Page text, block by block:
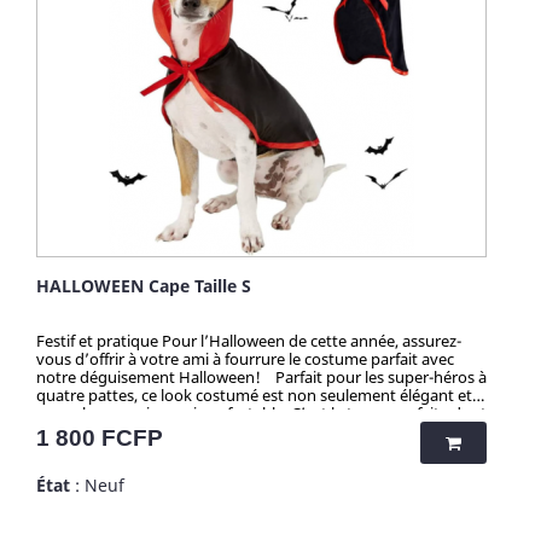
HALLOWEEN Cape Taille S
Festif et pratique Pour l’Halloween de cette année, assurez-
vous d’offrir à votre ami à fourrure le costume parfait avec
notre déguisement Halloween! Parfait pour les super-héros à
quatre pattes, ce look costumé est non seulement élégant et
accrocheur, mais aussi confortable. C’est la tenue parfaite dont
votre compagnon a besoin pour faire l’envie d’Halloween ! Il
se met et s’enlève facilement, ce qui est idéal pour les fêtes ou
la chasse aux sorcières. Attention ! Quantité très limitée pour
tous mes produits. N'hésitez pas longtemps avant de vous
Prix
1 800 FCFP
État : Neuf